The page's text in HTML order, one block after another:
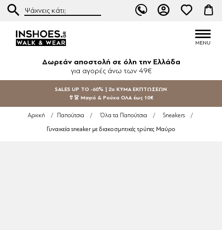
Δωρεάν αποστολή σε όλη την Ελλάδα
για αγορές άνω των 49€
SALES UP TO -60% | 2ο ΚΥΜΑ ΕΚΠΤΩΣΕΩΝ
👙👗 Μαγιό & Ρούχα ΟΛΑ έως 10€
Αρχική / Παπούτσια / Όλα τα Παπούτσια / Sneakers /
Γυναικεία sneaker με διακοσμητικές τρύπες Μαύρο